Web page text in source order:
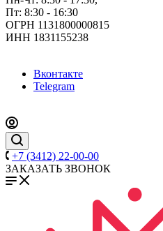
Пт: 8:30 - 16:30
ОГРН 1131800000815
ИНН 1831155238
Вконтакте
Telegram
+7 (3412) 22-00-00
ЗАКАЗАТЬ ЗВОНОК